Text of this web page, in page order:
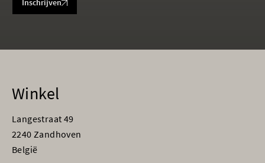
Inschrijven
Winkel
Langestraat 49
2240 Zandhoven
België